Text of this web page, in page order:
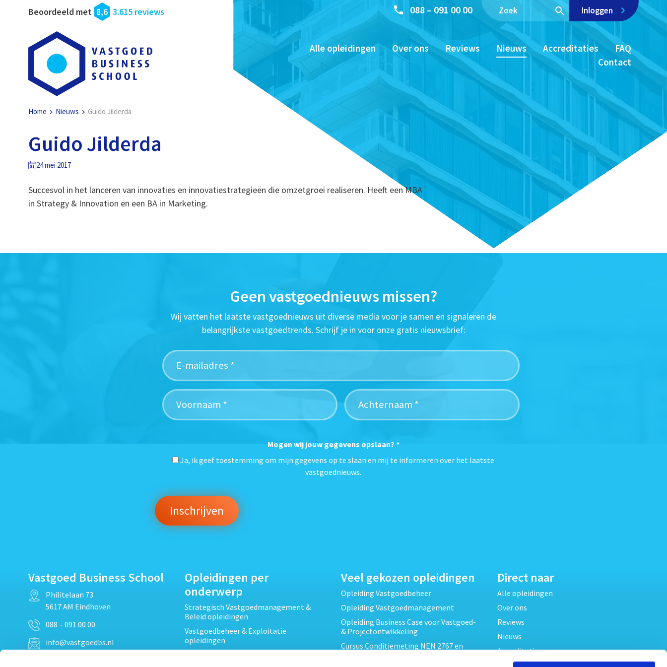
Beoordeeld met 8,6 3.615 reviews 088 – 091 00 00 Inloggen
Alle opleidingen Over ons Reviews Nieuws Accreditaties
FAQ
Contact
Home Nieuws Guido Jilderda
Guido Jilderda
24 mei 2017
Succesvol in het lanceren van innovaties en innovatiestrategieën die omzetgroei realiseren. Heeft een MBA
in Strategy & Innovation en een BA in Marketing.
Geen vastgoednieuws missen?
Wij vatten het laatste vastgoednieuws uit diverse media voor je samen en signaleren de
belangrijkste vastgoedtrends. Schrijf je in voor onze gratis nieuwsbrief:
Mogen wij jouw gegevens opslaan? *
Ja, ik geef toestemming om mijn gegevens op te slaan en mij te informeren over het laatste
vastgoednieuws.
Vastgoed Business School
Philitelaan 73
5617 AM Eindhoven
088 – 091 00 00
info@vastgoedbs.nl
Opleidingen per
onderwerp
Strategisch Vastgoedmanagement &
Beleid opleidingen
Vastgoedbeheer & Exploitatie
opleidingen
Veel gekozen opleidingen
Opleiding Vastgoedbeheer
Opleiding Vastgoedmanagement
Opleiding Business Case voor Vastgoed-
& Projectontwikkeling
Cursus Conditiemeting NEN 2767 en
Direct naar
Alle opleidingen
Over ons
Reviews
Nieuws
Accreditaties